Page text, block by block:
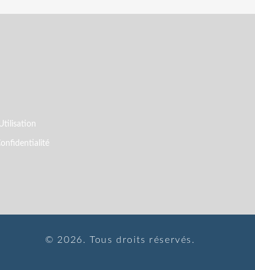
© 2026. Tous droits réservés.